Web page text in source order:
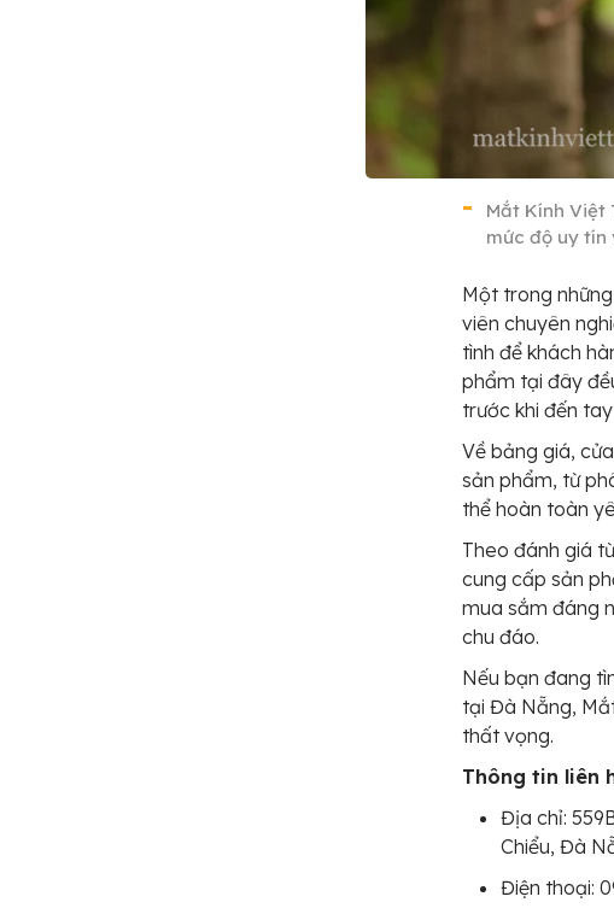
Mắt Kính Việt
mức độ uy tín
Một trong
viên chuyên
tình để khách
phẩm tại đây
trước khi đến
Về bảng giá,
sản phẩm, từ
thể hoàn toàn
Theo đánh giá
cung cấp sản
mua sắm đáng
chu đáo.
Nếu bạn đang
tại Đà Nẵng,
thất vọng.
Thông tin liên
Địa chỉ:
Chiểu, Đà
Điện thoại: